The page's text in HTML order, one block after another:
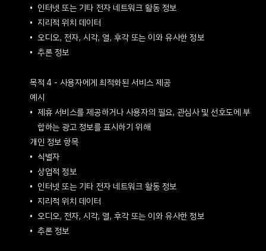
인터넷 또는 기타 전자 네트워크 활동 정보
지리적 위치 데이터
오디오, 전자, 시각, 열, 후각 또는 이와 유사한 정보
추론 정보
목적 4 - 사용자에게 최적화된 서비스 제공
예시
제휴 서비스를 제공하거나 사용자의 필요, 관심사 및 선호도에 부
합하는 광고 정보를 표시하기 위해
개인 정보 항목
식별자
상업적 정보
인터넷 또는 기타 전자 네트워크 활동 정보
지리적 위치 데이터
오디오, 전자, 시각, 열, 후각 또는 이와 유사한 정보
추론 정보